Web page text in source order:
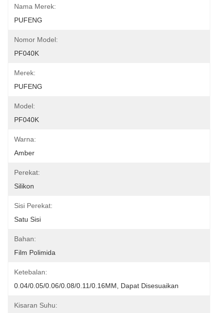
Nama Merek:
PUFENG
Nomor Model:
PF040K
Merek:
PUFENG
Model:
PF040K
Warna:
Amber
Perekat:
Silikon
Sisi Perekat:
Satu Sisi
Bahan:
Film Polimida
Ketebalan:
0.04/0.05/0.06/0.08/0.11/0.16MM, Dapat Disesuaikan
Kisaran Suhu: